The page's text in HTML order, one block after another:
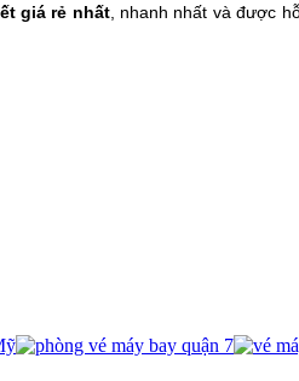
giá rẻ nhất, nhanh nhất và được